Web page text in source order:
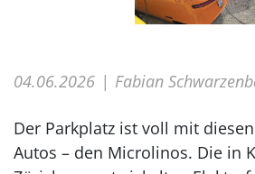
04.06.2026 Fabian
Der Parkplatz ist voll mit
Autos – den Microlinos. Die in